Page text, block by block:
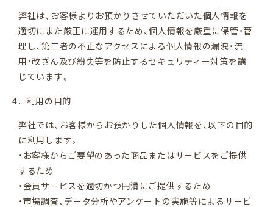
ご列席の方へ
FAQ
LINEで相談
お問い合わせ
資料請求
弊社は、お客様よりお預かりさせていただいた個人情報を
適切にまた厳正に運用するため、個人情報を厳重に保管・管
理し、第三者の不正なアクセスによる個人情報の漏洩・流
用・改ざん及び紛失等を防止するセキュリティー対策を講
じています。
4．利用の目的
弊社では、お客様からお預かりした個人情報を、以下の目的
に利用します。
・お客様からご要望のあった商品またはサービスをご提供
するため
・会員サービスを適切かつ円滑にご提供するため
・市場調査、データ分析やアンケートの実施等によるサービ